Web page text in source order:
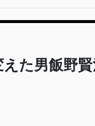
た男飯野